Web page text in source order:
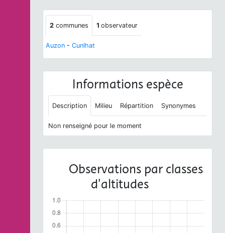
2 communes 1 observateur
Auzon - Cunlhat
Informations espèce
Description Milieu Répartition Synonymes
Non renseigné pour le moment
Observations par classes
d'altitudes